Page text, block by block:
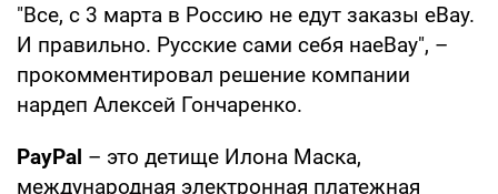
"Все, с 3 марта в Россию не едут заказы eBay.
И правильно. Русские сами себя наeBay", –
прокомментировал решение компании
нардеп Алексей Гончаренко.
PayPal – это детище Илона Маска,
международная электронная платежная